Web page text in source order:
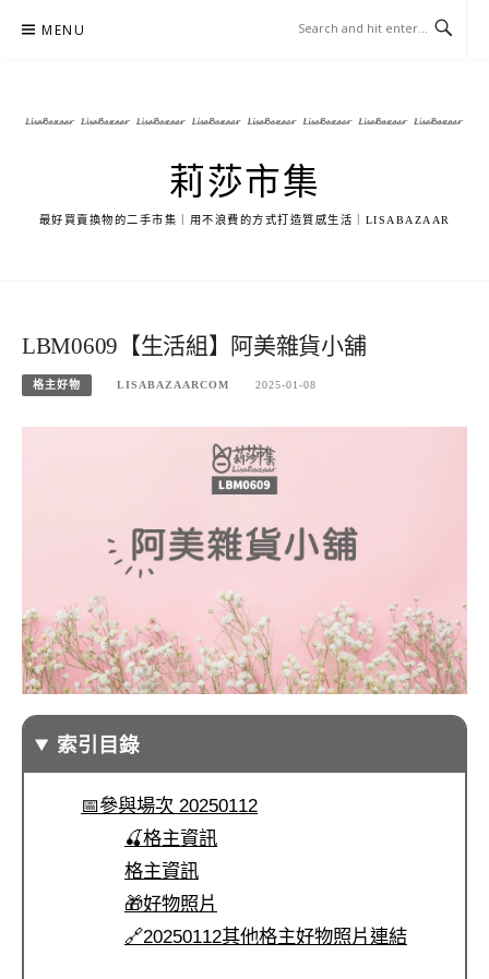
MENU
莉莎市集
最好買賣換物的二手市集｜用不浪費的方式打造質感生活｜LISABAZAAR
LBM0609【生活組】阿美雜貨小舖
格主好物 LISABAZAARCOM 2025-01-08
索引目錄
📅參與場次 20250112
🍒格主資訊
格主資訊
🎁好物照片
🔗20250112其他格主好物照片連結